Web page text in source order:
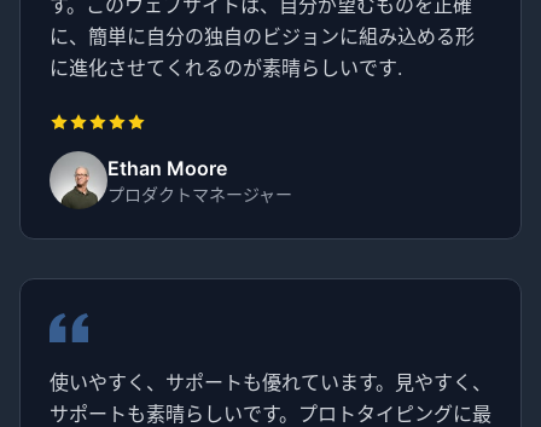
に、簡単に自分の独自のビジョンに組み込める形
に進化させてくれるのが素晴らしいです.
Ethan Moore
プロダクトマネージャー
使いやすく、サポートも優れています。見やすく、
サポートも素晴らしいです。プロトタイピングに最